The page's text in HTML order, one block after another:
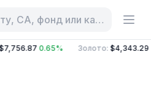
CA, фонд или категорию
0.65% Золото: $4,343.29